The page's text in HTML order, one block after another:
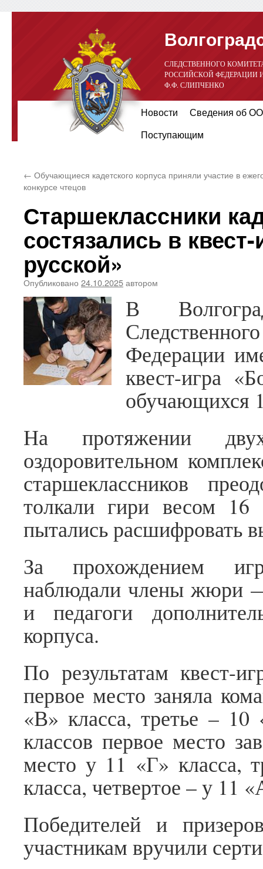
СЛЕДСТВЕННОГО
РОССИЙСКОЙ ФЕДЕРАЦИИ
Ф.Ф. СЛИПЧЕНКО
Новости
Сведения об ОО
Поступающим
← Обучающиеся кадетского корпуса приняли участие в
конкурсе чтецов
Старшеклассники
состязались в
русской»
Опубликовано 24.10.2025автором
В
Федерации
квест-игра
обучающихся
На протяжении
оздоровительном
старшеклассников
толкали гири весом
пытались расшифровать
За прохождением
наблюдали члены жюри
и педагоги
корпуса.
По результатам квест-
первое место заняла
«В» класса, третье –
классов первое место
место у 11 «Г» класса,
класса, четвертое – у 11
Победителей и
участникам вручили